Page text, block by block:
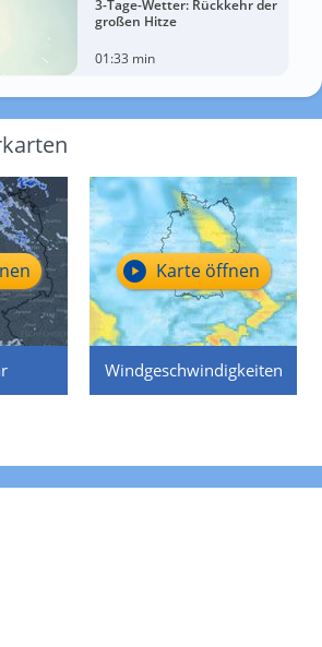
3-Tage-Wetter: Rückkehr der
großen Hitze
01:33 min
Windgeschwindigkeiten
Karte öffnen